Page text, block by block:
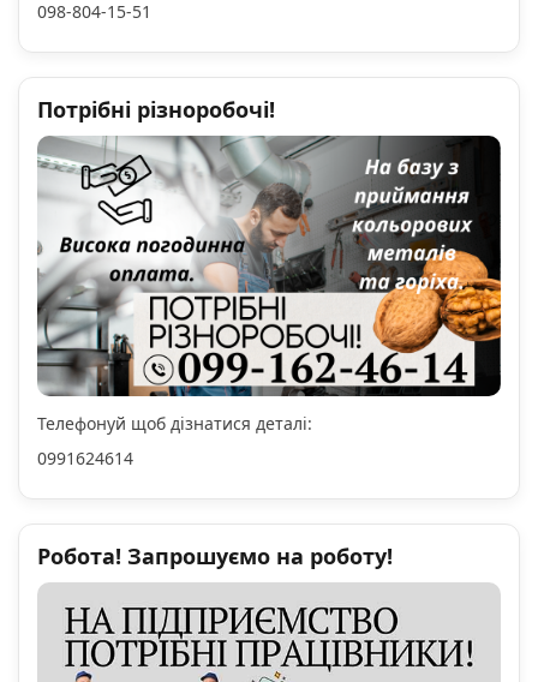
098-804-15-51
Потрібні різноробочі!
Телефонуй щоб дізнатися деталі:
0991624614
Робота! Запрошуємо на роботу!